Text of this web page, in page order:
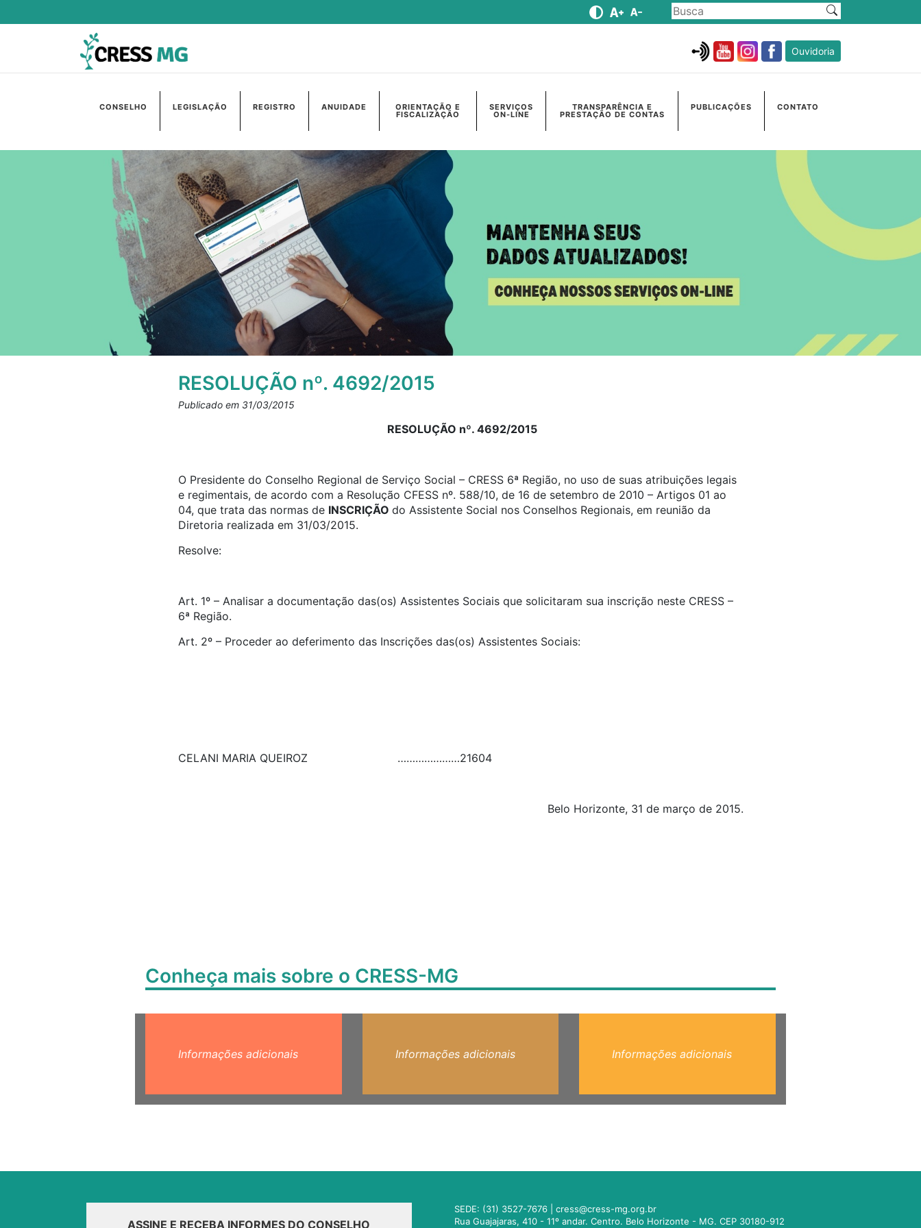
Ouvidoria
CONSELHO LEGISLAÇÃO REGISTRO ANUIDADE ORIENTAÇÃO E
FISCALIZAÇÃO
SERVIÇOS
ON-LINE
TRANSPARÊNCIA E
PRESTAÇÃO DE CONTAS
PUBLICAÇÕES CONTATO
RESOLUÇÃO nº. 4692/2015
Publicado em 31/03/2015
RESOLUÇÃO nº. 4692/2015
O Presidente do Conselho Regional de Serviço Social – CRESS 6ª Região, no uso de suas atribuições legais
e regimentais, de acordo com a Resolução CFESS nº. 588/10, de 16 de setembro de 2010 – Artigos 01 ao
04, que trata das normas de INSCRIÇÃO do Assistente Social nos Conselhos Regionais, em reunião da
Diretoria realizada em 31/03/2015.
Resolve:
Art. 1º – Analisar a documentação das(os) Assistentes Sociais que solicitaram sua inscrição neste CRESS –
6ª Região.
Art. 2º – Proceder ao deferimento das Inscrições das(os) Assistentes Sociais:
CELANI MARIA QUEIROZ …………………21604
Belo Horizonte, 31 de março de 2015.
Conheça mais sobre o CRESS-MG
Informações adicionais Informações adicionais Informações adicionais
ASSINE E RECEBA INFORMES DO CONSELHO
SEDE: (31) 3527-7676 |cress@cress-mg.org.br
Rua Guajajaras, 410 - 11º andar. Centro. Belo Horizonte - MG. CEP 30180-912